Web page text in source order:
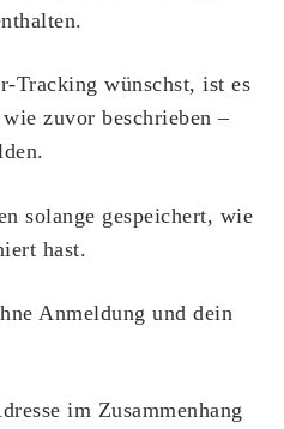
Tracking wünschst, ist es
zuvor beschrieben –
solange gespeichert, wie
hast.
Anmeldung und dein
im Zusammenhang